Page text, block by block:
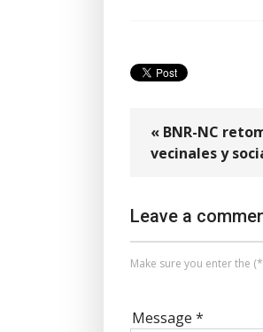
« BNR-NC
vecinales y
Leave a
Make sure you enter the
Message *